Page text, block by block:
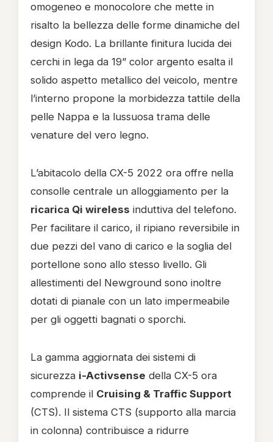
omogeneo e monocolore che mette in
risalto la bellezza delle forme dinamiche del
design Kodo. La brillante finitura lucida dei
cerchi in lega da 19” color argento esalta il
solido aspetto metallico del veicolo, mentre
l’interno propone la morbidezza tattile della
pelle Nappa e la lussuosa trama delle
venature del vero legno.
L’abitacolo della CX-5 2022 ora offre nella
consolle centrale un alloggiamento per la
ricarica Qi wireless induttiva del telefono.
Per facilitare il carico, il ripiano reversibile in
due pezzi del vano di carico e la soglia del
portellone sono allo stesso livello. Gli
allestimenti del Newground sono inoltre
dotati di pianale con un lato impermeabile
per gli oggetti bagnati o sporchi.
La gamma aggiornata dei sistemi di
sicurezza i-Activsense della CX-5 ora
comprende il Cruising & Traffic Support
(CTS). Il sistema CTS (supporto alla marcia
in colonna) contribuisce a ridurre